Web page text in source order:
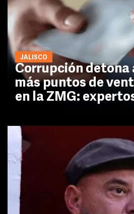
JALISCO
Corrupción detona
más puntos de
en la ZMG: